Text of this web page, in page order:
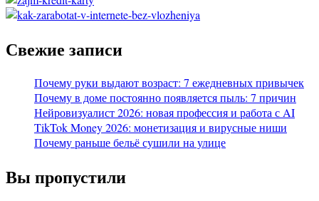
Свежие записи
Почему руки выдают возраст: 7 ежедневных привычек
Почему в доме постоянно появляется пыль: 7 причин
Нейровизуалист 2026: новая профессия и работа с AI
TikTok Money 2026: монетизация и вирусные ниши
Почему раньше бельё сушили на улице
Вы пропустили